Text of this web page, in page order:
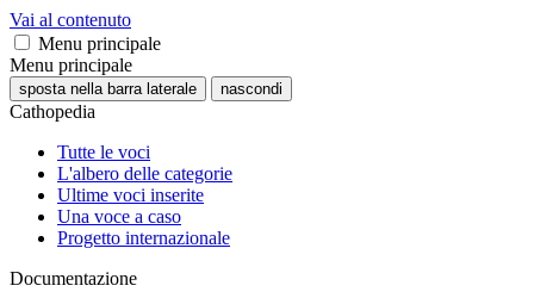
Vai al contenuto
Menu principale
Menu principale
sposta nella barra laterale nascondi
Cathopedia
Tutte le voci
L'albero delle categorie
Ultime voci inserite
Una voce a caso
Progetto internazionale
Documentazione